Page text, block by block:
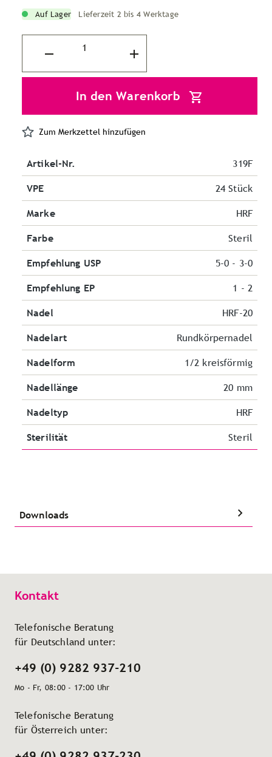
Auf Lager Lieferzeit 2 bis 4 Werktage
In den Warenkorb
Zum Merkzettel hinzufügen
Artikel-Nr. 319F
VPE 24 Stück
Marke HRF
Farbe Steril
Empfehlung USP 5-0 - 3-0
Empfehlung EP 1 - 2
Nadel HRF-20
Nadelart Rundkörpernadel
Nadelform 1/2 kreisförmig
Nadellänge 20 mm
Nadeltyp HRF
Sterilität Steril
Downloads
Kontakt
Telefonische Beratung
für Deutschland unter:
+49 (0) 9282 937-210
Mo - Fr, 08:00 - 17:00 Uhr
Telefonische Beratung
für Österreich unter: